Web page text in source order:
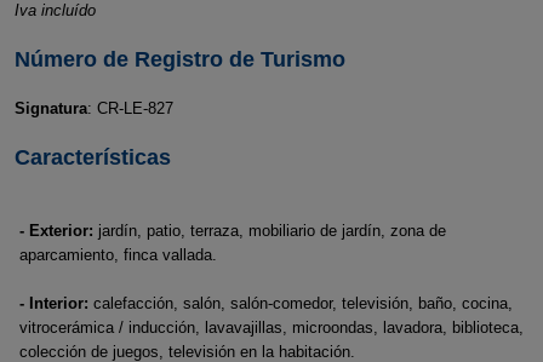
Iva incluído
Número de Registro de Turismo
Signatura: CR-LE-827
Características
- Exterior: jardín, patio, terraza, mobiliario de jardín, zona de
aparcamiento, finca vallada.
- Interior: calefacción, salón, salón-comedor, televisión, baño, cocina,
vitrocerámica / inducción, lavavajillas, microondas, lavadora, biblioteca,
colección de juegos, televisión en la habitación.